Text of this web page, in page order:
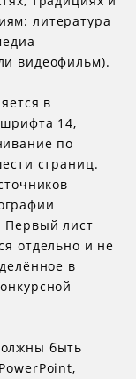
литература
видеофильм).
в
14,
по
страниц.
Первый лист
отдельно и не
в
быть